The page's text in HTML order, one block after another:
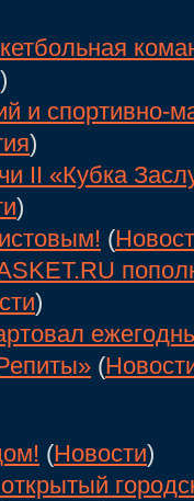
)
и спортивно-
)
II «Кубка
)
(
)
(
(Новости)